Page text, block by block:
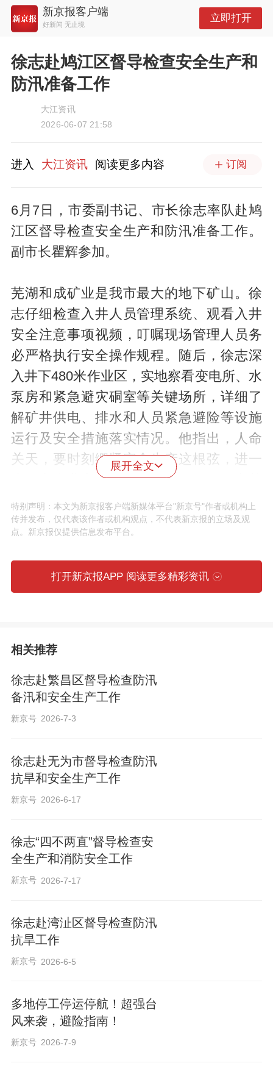
新京报客户端
好新闻 无止境
立即打开
徐志赴鸠江区督导检查安全生产和
防汛准备工作
大江资讯
2026-06-07 21:58
进入 大江资讯 阅读更多内容 订阅
6月7日，市委副书记、市长徐志率队赴鸠
江区督导检查安全生产和防汛准备工作。
副市长瞿辉参加。
芜湖和成矿业是我市最大的地下矿山。徐
志仔细检查入井人员管理系统、观看入井
安全注意事项视频，叮嘱现场管理人员务
必严格执行安全操作规程。随后，徐志深
入井下480米作业区，实地察看变电所、水
泵房和紧急避灾硐室等关键场所，详细了
解矿井供电、排水和人员紧急避险等设施
运行及安全措施落实情况。他指出，人命
关天，要时刻绷紧安全生产这根弦，进一
步压实企业安全生产主体责任，健全完善
安全管理制度和应急处置预案，紧盯重点
环节和关键部位，大力推动5G、人工智能
管理，持续提升安全治理水平。
指示批示精神，认真落实全国安全生产视
刻汲取近期重特大事故教训，坚持人民至
牢安全生产底线。要牢固树立和践行正确
持以“零容忍”态度开展打非治违，为全市高
质量发展营造安全稳定环境。
头段），认真察看水位情况和防洪堤防洪
能力提升工程，并听取鸠江区防汛情况汇
报。
▍记者：田龙 程中玉
▍编辑：陈轶敏
展开全文
特别声明：本文为新京报客户端新媒体平台"新京号"作者或机构上
传并发布，仅代表该作者或机构观点，不代表新京报的立场及观
点。新京报仅提供信息发布平台。
打开新京报APP 阅读更多精彩资讯
相关推荐
徐志赴繁昌区督导检查防汛
备汛和安全生产工作
新京号 2026-7-3
徐志赴无为市督导检查防汛
抗旱和安全生产工作
新京号 2026-6-17
徐志“四不两直”督导检查安
全生产和消防安全工作
新京号 2026-7-17
徐志赴湾沚区督导检查防汛
抗旱工作
新京号 2026-6-5
多地停工停运停航！超强台
风来袭，避险指南！
新京号 2026-7-9